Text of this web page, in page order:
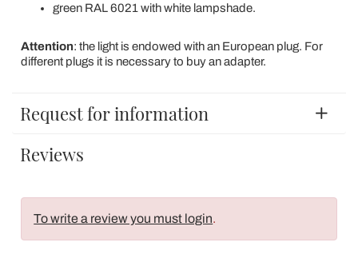
green RAL 6021 with white lampshade.
Attention: the light is endowed with an European plug. For
different plugs it is necessary to buy an adapter.
Request for information
Reviews
To write a review you must login.